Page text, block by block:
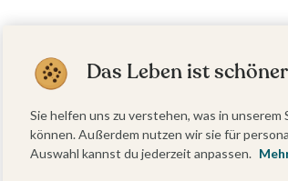
Das Leben ist
Sie helfen uns zu verstehen, was in
können. Außerdem nutzen wir sie für
Auswahl kannst du jederzeit anpassen.